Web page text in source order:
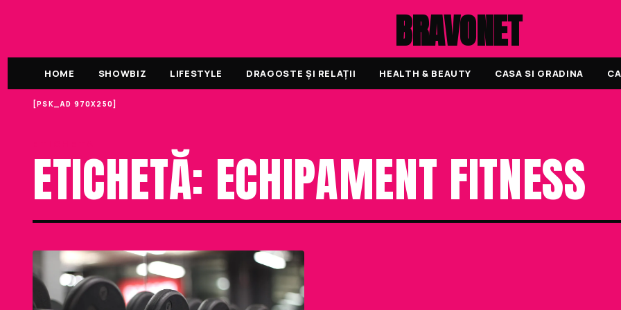
BRAVONET
HOME SHOWBIZ LIFESTYLE DRAGOSTE ȘI RELAȚII HEALTH & BEAUTY CASA SI GRADINA
[PSK_AD 970X250]
ETICHETĂ: ECHIPAMENT FITNESS